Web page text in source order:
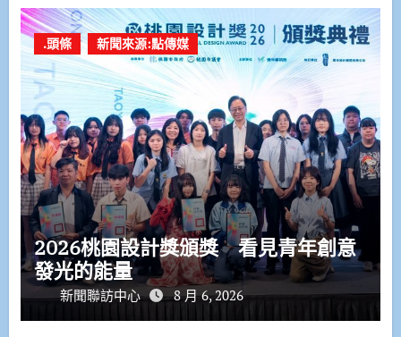
.頭條 新聞來源:點傳媒
2026桃園設計獎頒獎 看見青年創意
發光的能量
新聞聯訪中心 8 月 6, 2026